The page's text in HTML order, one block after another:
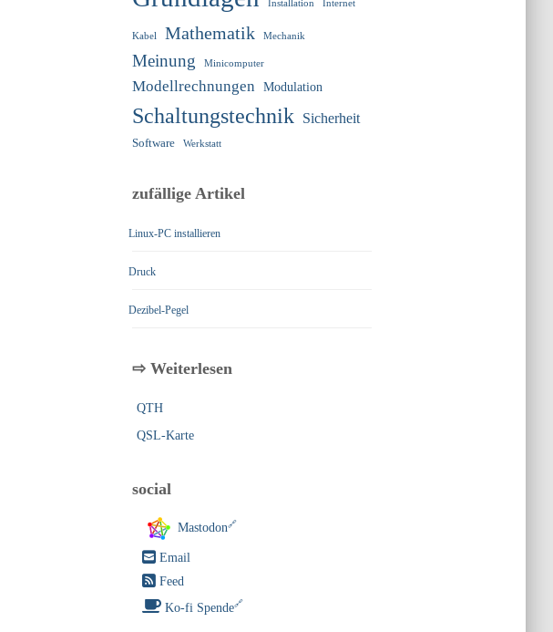
Installation Internet
Kabel Mathematik Mechanik
Meinung Minicomputer
Modellrechnungen Modulation
Schaltungstechnik Sicherheit
Software Werkstatt
zufällige Artikel
Linux-PC installieren
Druck
Dezibel-Pegel
⇨ Weiterlesen
QTH
QSL-Karte
social
Mastodon
Email
Feed
Ko-fi Spende